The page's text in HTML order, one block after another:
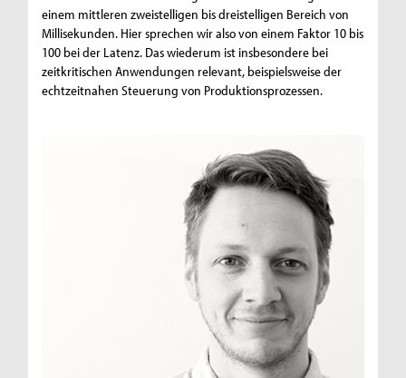
einem mittleren zweistelligen bis dreistelligen Bereich von
Millisekunden. Hier sprechen wir also von einem Faktor 10 bis
100 bei der Latenz. Das wiederum ist insbesondere bei
zeitkritischen Anwendungen relevant, beispielsweise der
echtzeitnahen Steuerung von Produktionsprozessen.